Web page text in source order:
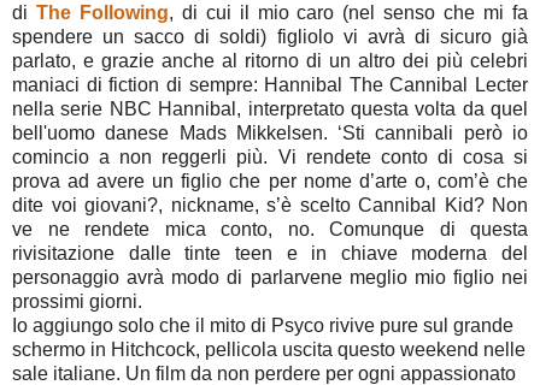
di The Following, di cui il mio caro (nel senso che mi fa
spendere un sacco di soldi) figliolo vi avrà di sicuro già
parlato, e grazie anche al ritorno di un altro dei più celebri
maniaci di fiction di sempre: Hannibal The Cannibal Lecter
nella serie NBC Hannibal, interpretato questa volta da quel
bell'uomo danese Mads Mikkelsen. ‘Sti cannibali però io
comincio a non reggerli più. Vi rendete conto di cosa si
prova ad avere un figlio che per nome d’arte o, com’è che
dite voi giovani?, nickname, s’è scelto Cannibal Kid? Non
ve ne rendete mica conto, no. Comunque di questa
rivisitazione dalle tinte teen e in chiave moderna del
personaggio avrà modo di parlarvene meglio mio figlio nei
prossimi giorni.
Io aggiungo solo che il mito di Psyco rivive pure sul grande
schermo in Hitchcock, pellicola uscita questo weekend nelle
sale italiane. Un film da non perdere per ogni appassionato